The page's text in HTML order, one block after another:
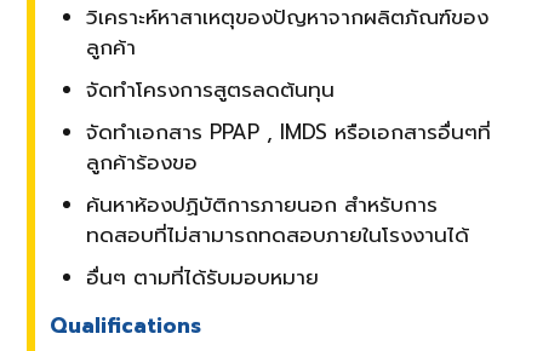
วิเคราะห์หาสาเหตุของปัญหาจากผลิตภัณฑ์ของ
ลูกค้า
จัดทำโครงการสูตรลดต้นทุน
จัดทำเอกสาร PPAP , IMDS หรือเอกสารอื่นๆที่
ลูกค้าร้องขอ
ค้นหาห้องปฏิบัติการภายนอก สำหรับการ
ทดสอบที่ไม่สามารถทดสอบภายในโรงงานได้
อื่นๆ ตามที่ได้รับมอบหมาย
Qualifications